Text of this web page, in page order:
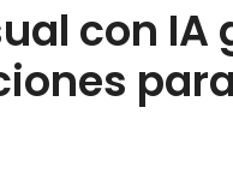
con IA
para